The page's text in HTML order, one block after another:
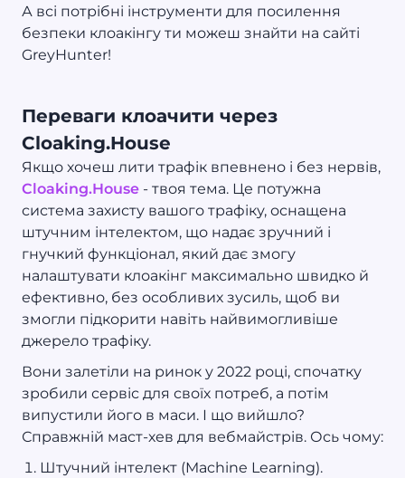
А всі потрібні інструменти для посилення
безпеки клоакінгу ти можеш знайти на сайті
GreyHunter!
Переваги клоачити через
Cloaking.House
Якщо хочеш лити трафік впевнено і без нервів,
Cloaking.House - твоя тема. Це потужна
система захисту вашого трафіку, оснащена
штучним інтелектом, що надає зручний і
гнучкий функціонал, який дає змогу
налаштувати клоакінг максимально швидко й
ефективно, без особливих зусиль, щоб ви
змогли підкорити навіть найвимогливіше
джерело трафіку.
Вони залетіли на ринок у 2022 році, спочатку
зробили сервіс для своїх потреб, а потім
випустили його в маси. І що вийшло?
Справжній маст-хев для вебмайстрів. Ось чому:
Штучний інтелект (Machine Learning).